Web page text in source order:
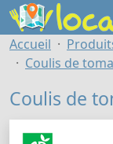
Accueil
Coulis de
Coulis de